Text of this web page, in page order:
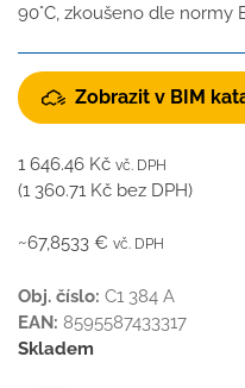
90°C, zkoušeno dle normy
Zobrazit v BIM
1 646.46 Kč vč. DPH
(1 360.71 Kč bez DPH)
~67,8533 € vč. DPH
Obj. číslo: C1 384 A
EAN: 8595587433317
Skladem